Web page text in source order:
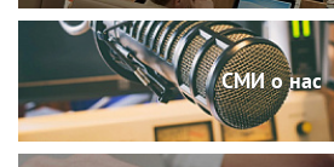
СМИ о нас